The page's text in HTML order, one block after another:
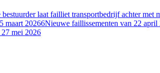
bestuurder laat failliet transportbedrijf achter met
maart 20266Nieuwe faillissementen van 22 april
mei 2026